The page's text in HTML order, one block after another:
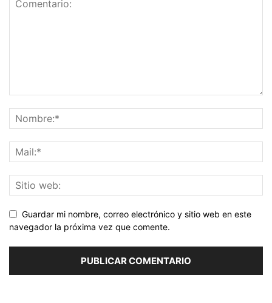
Guardar mi nombre, correo electrónico y sitio web en este
navegador la próxima vez que comente.